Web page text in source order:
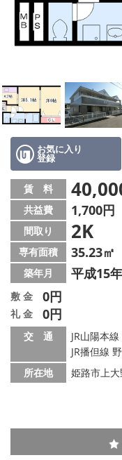
路線·駅から探す
地域から探す
地図から探す
スタッフ
店舗情報·アクセス
会社概要
メールでお問い合わせ
お気に入り
登録
賃 料
共益費 1,700円
間取り 2K
専有面積 35.23㎡
築年月 平成15
敷 金 0円
礼 金 0円
交 通
JR山陽本
JR播但線
所在地
姫路市上大